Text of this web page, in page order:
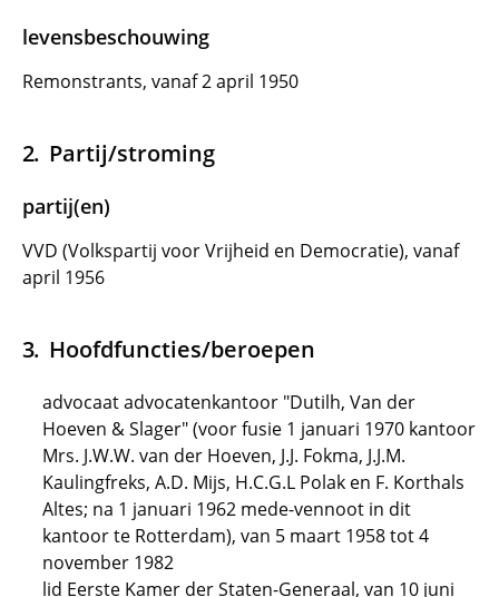
levensbeschouwing
Remonstrants, vanaf 2 april 1950
Partij/stroming
partij(en)
VVD (Volkspartij voor Vrijheid en Democratie), vanaf
april 1956
Hoofdfuncties/beroepen
advocaat advocatenkantoor "Dutilh, Van der
Hoeven & Slager" (voor fusie 1 januari 1970 kantoor
Mrs. J.W.W. van der Hoeven, J.J. Fokma, J.J.M.
Kaulingfreks, A.D. Mijs, H.C.G.L Polak en F. Korthals
Altes; na 1 januari 1962 mede-vennoot in dit
kantoor te Rotterdam), van 5 maart 1958 tot 4
november 1982
lid Eerste Kamer der Staten-Generaal, van 10 juni